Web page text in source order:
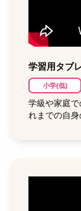
学習用タブ
小学(低)
学級や家庭
れまでの自身